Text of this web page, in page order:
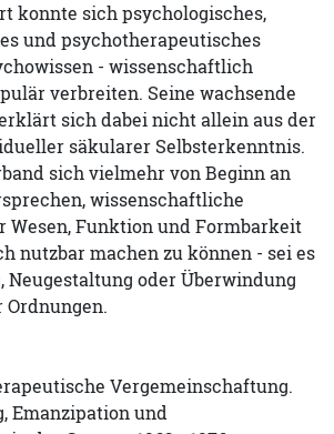
konnte sich psychologisches,
und psychotherapeutisches
- wissenschaftlich
verbreiten. Seine wachsende
sich dabei nicht allein aus der
säkularer Selbsterkenntnis.
sich vielmehr von Beginn an
wissenschaftliche
Wesen, Funktion und Formbarkeit
nutzbar machen zu können - sei es
Neugestaltung oder Überwindung
Vergemeinschaftung.
Emanzipation und